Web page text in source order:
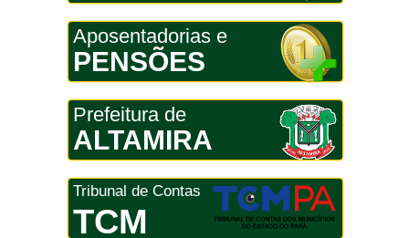
Aposentadorias e
PENSÕES
Prefeitura de
ALTAMIRA
Tribunal de Contas
TCM